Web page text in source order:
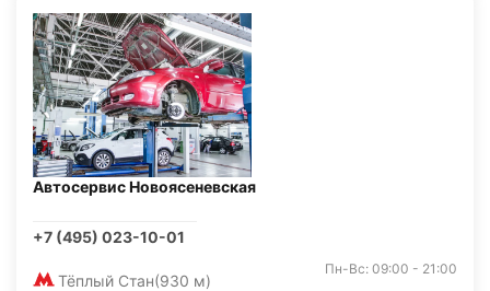
Автосервис Новоясеневская
+7 (495) 023-10-01
Тёплый Стан(930 м)
Пн-Вс: 09:00 - 21:00